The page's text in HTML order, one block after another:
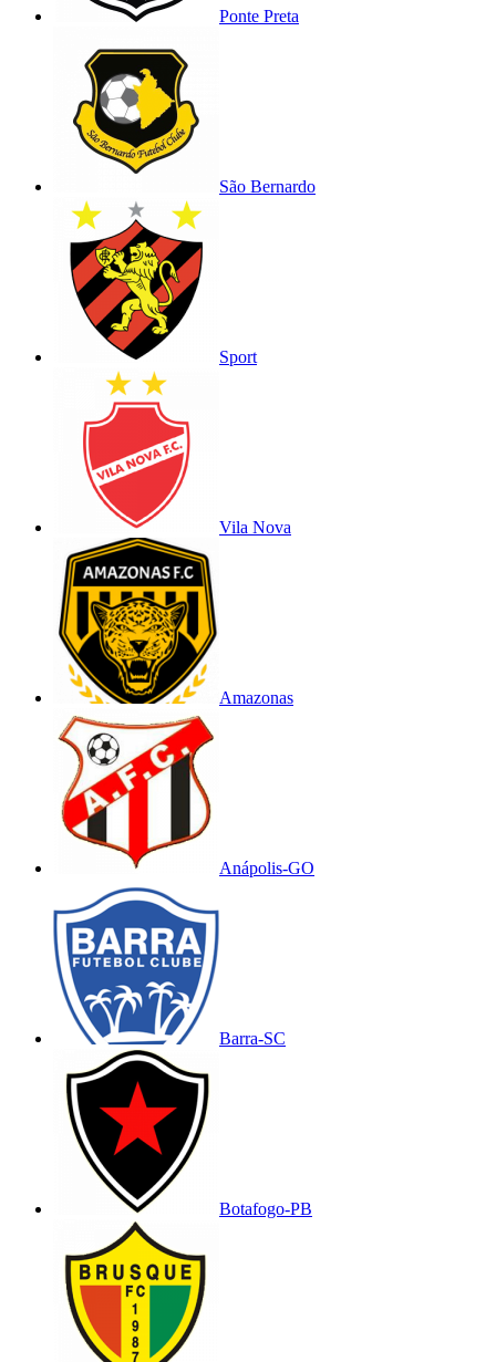
Ponte Preta
São Bernardo
Sport
Vila Nova
Amazonas
Anápolis-GO
Barra-SC
Botafogo-PB